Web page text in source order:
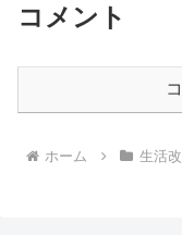
コメント
ホーム 生活